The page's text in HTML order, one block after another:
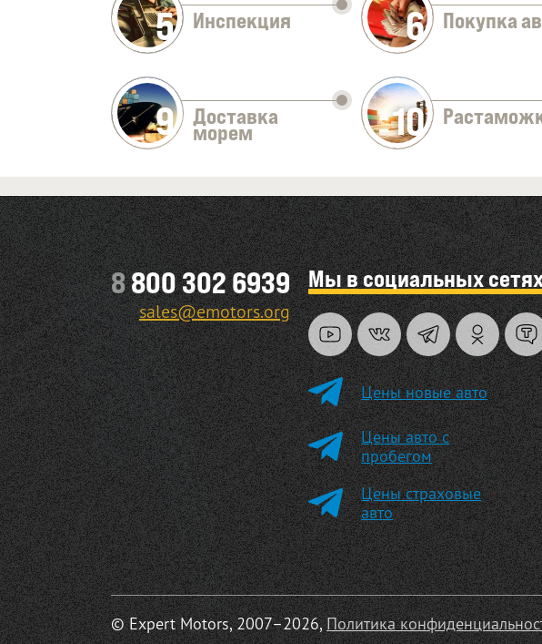
5 Инспекция 6 Покупка
9 Доставка
морем 10
8800 302 6939
sales@emotors.org
Мы в социальных
Цены новые авто
Цены авто с
пробегом
Цены страховые
авто
© Expert Motors, 2007–2026,Политика